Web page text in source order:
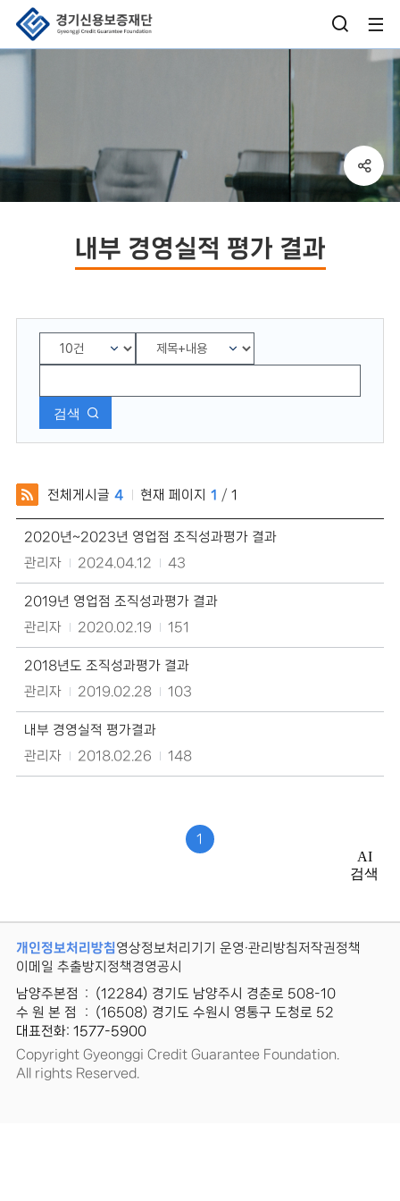
검
기
버
사
이
열
기
sns
공
내부 경영실적 평가 결과
검색
전체게시글 4 현재 페이지 1 / 1
부
경
영
적
평
가
과
의
게
물
제
목,
정
보
를
확
인
할
수
있
습
니
2020년~2023년 영업점 조직성과평가 결과
관리자
2024.04.12 43
2019년 영업점 조직성과평가 결과
관리자
2020.02.19 151
2018년도 조직성과평가 결과
관리자
2019.02.28 103
내부 경영실적 평가결과
관리자
2018.02.26 148
1
AI
검색
개인정보처리방침영상정보처리기기 운영·관리방침저작권정책
이메일 추출방지정책경영공시
남양주본점
:
(12284) 경기도 남양주시 경춘로 508-10
수 원 본 점
:
(16508) 경기도 수원시 영통구 도청로 52
대표전화: 1577-5900
Copyright Gyeonggi Credit Guarantee Foundation.
All rights Reserved.